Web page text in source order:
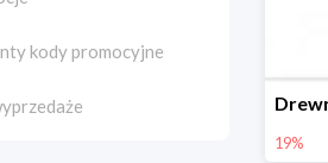
kody promocyjne
19%